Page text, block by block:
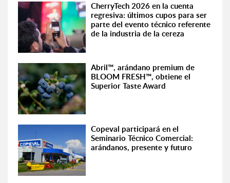
CherryTech 2026 en la cuenta
regresiva: últimos cupos para ser
parte del evento técnico referente
de la industria de la cereza
Abril™, arándano premium de
BLOOM FRESH™, obtiene el
Superior Taste Award
Copeval participará en el
Seminario Técnico Comercial:
arándanos, presente y futuro